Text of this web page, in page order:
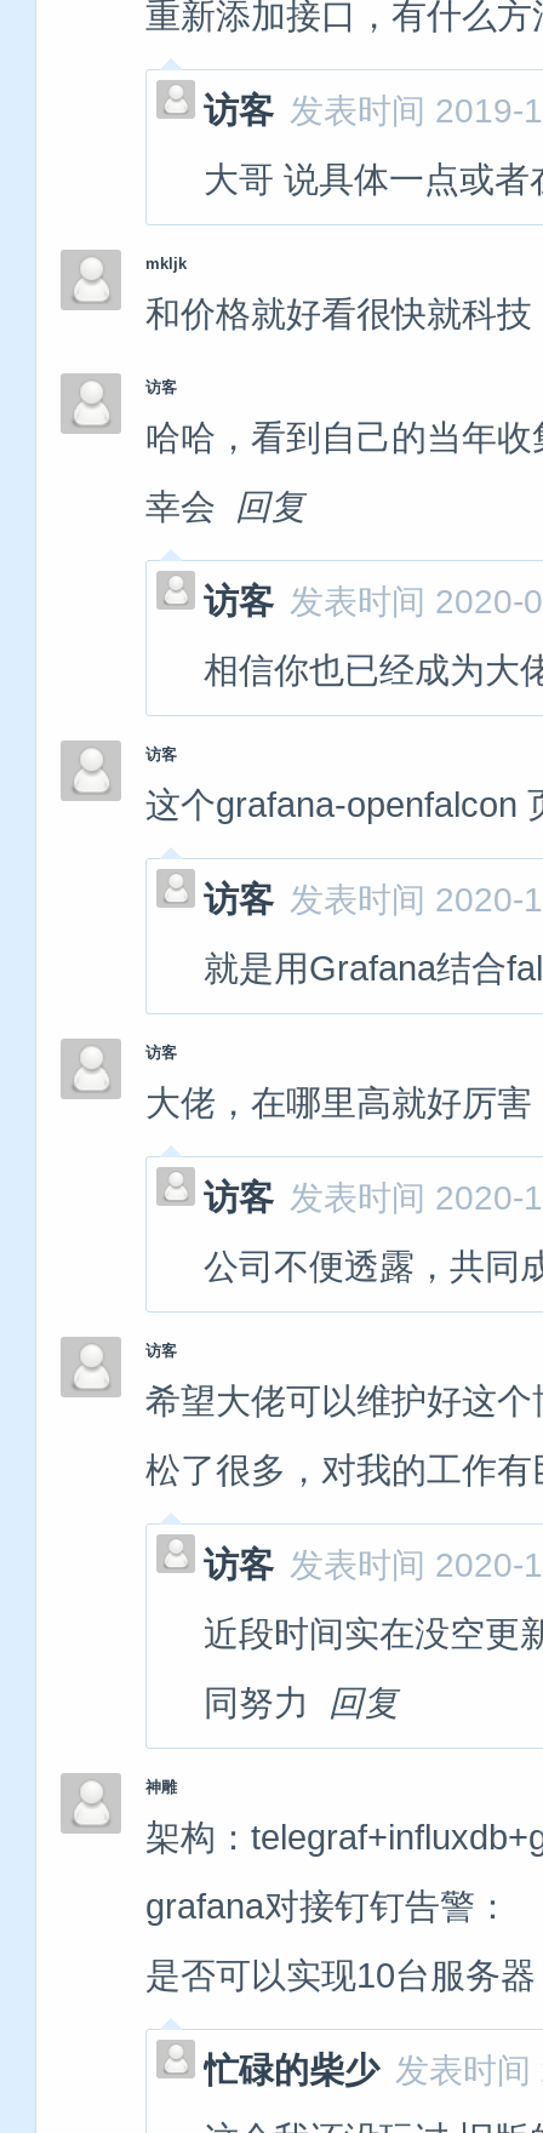
重新添加接口，有什么
访客 发表时间 2019-
大哥 说具体一点或
mkljk
和价格就好看很快就科技
访客
哈哈，看到自己的当年
幸会
回复
访客 发表时间 2020-
相信你也已经成为大
访客
这个grafana-openfalcon
访客 发表时间 2020-
就是用Grafana结合
访客
大佬，在哪里高就好厉害
访客 发表时间 2020-
公司不便透露，共同
访客
希望大佬可以维护好这
松了很多，对我的工作
访客 发表时间 2020-
近段时间实在没空更
同努力
回复
神雕
架构：
grafana对接钉钉告警：
是否可以实现10台服务
忙碌的柴少 发表时